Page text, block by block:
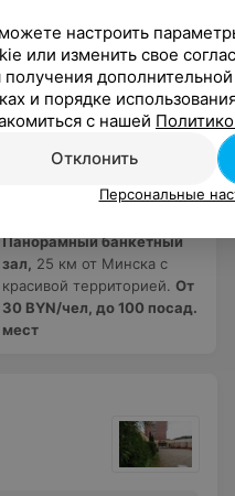
Ласточкино гнездо
Панорамный банкетный
зал,
25 км от Минска с
красивой территорией. От
30 BYN/чел, до 100 посад.
мест
настроить
или изменить свое
получения
и порядке
с нашей
Отклонить
Персональные